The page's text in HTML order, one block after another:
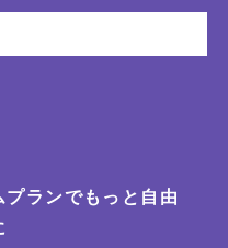
プランでもっと自由